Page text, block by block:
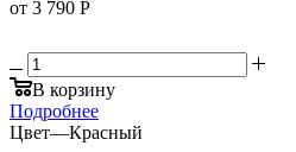
от 3 790 Р
В корзину
Подробнее
Цвет—Красный